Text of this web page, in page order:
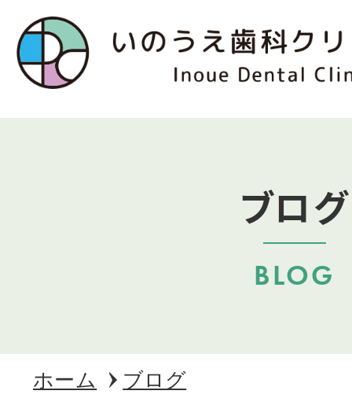
ブログ
BLOG
ホーム
ブログ